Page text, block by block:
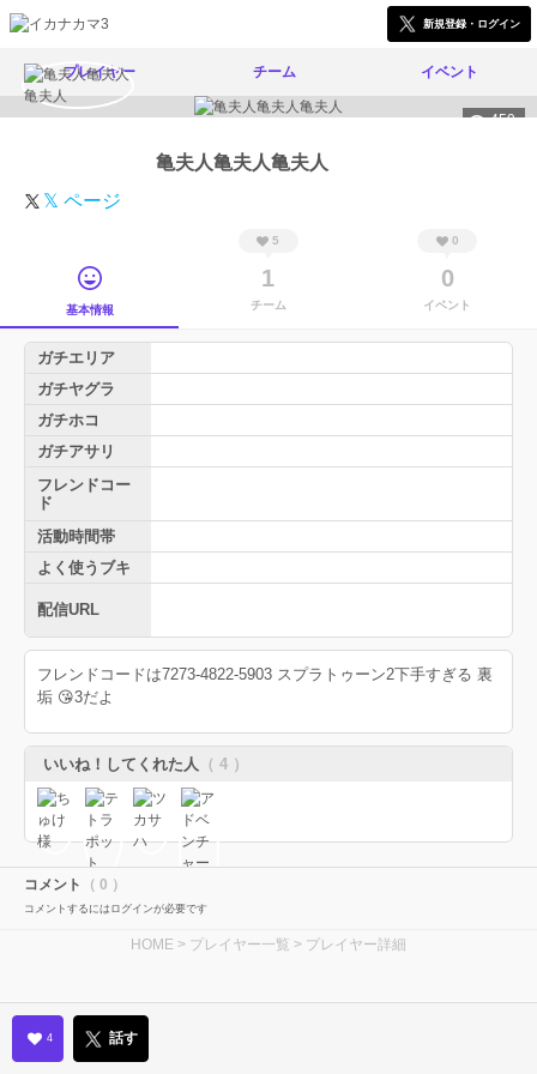
新規登録・ログイン
プレイヤー チーム イベント
459
亀夫人亀夫人亀夫人
𝕏 ページ
基本情報
5
1
チーム
0
0
イベント
ガチエリア
ガチヤグラ
ガチホコ
ガチアサリ
フレンドコー
ド
活動時間帯
よく使うブキ
配信URL
フレンドコードは7273-4822-5903 スプラトゥーン2下手すぎる 裏
垢 😘3だよ
いいね！してくれた人 （ 4 ）
コメント （ 0 ）
コメントするにはログインが必要です
HOME > プレイヤー一覧 > プレイヤー詳細
4 話す